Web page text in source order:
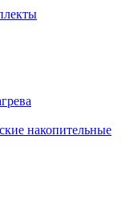
накопительные